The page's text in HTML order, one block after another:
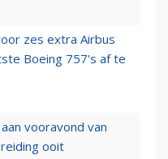
zes extra Airbus
Boeing 757's af te
vooravond van
ooit